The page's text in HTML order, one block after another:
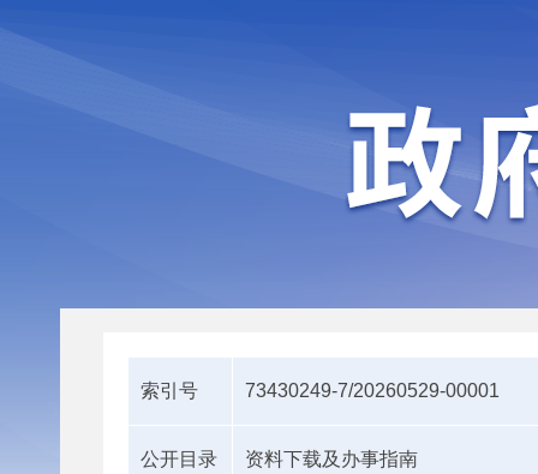
索引号 73430249-7/20260529-00001
公开目录 资料下载及办事指南